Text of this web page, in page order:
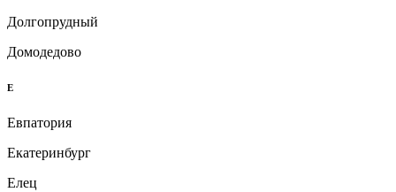
Долгопрудный
Домодедово
Е
Евпатория
Екатеринбург
Елец